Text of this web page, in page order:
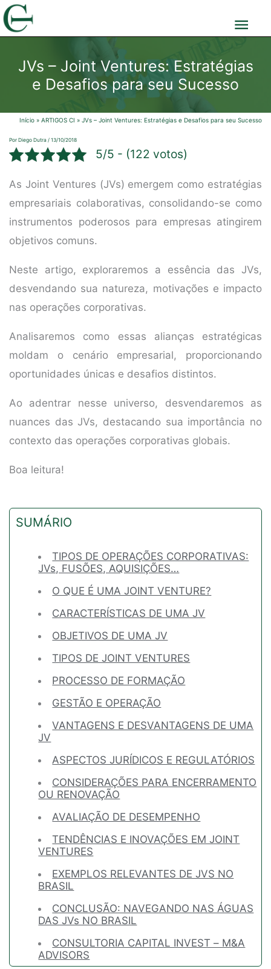
Ir
para
conteúdo
JVs – Joint Ventures: Estratégias
e Desafios para seu Sucesso
Início ARTIGOS CI JVs – Joint Ventures: Estratégias e Desafios para seu Sucesso
Por Diego Dutra / 13/10/2018
5/5 - (122 votos)
As Joint Ventures (JVs) emergem como estratégias
empresariais colaborativas, consolidando-se como
instrumentos poderosos para empresas atingirem
objetivos comuns.
Neste artigo, exploraremos a essência das JVs,
desvendando sua natureza, motivações e impacto
nas operações corporativas.
Analisaremos como essas alianças estratégicas
moldam o cenário empresarial, proporcionando
oportunidades únicas e desafios distintos.
Ao adentrar nesse universo, desvendaremos as
nuances das JVs, destacando sua importância no
contexto das operações corporativas globais.
Boa leitura!
SUMÁRIO
TIPOS DE OPERAÇÕES CORPORATIVAS:
JVs, FUSÕES, AQUISIÇÕES…
O QUE É UMA JOINT VENTURE?
CARACTERÍSTICAS DE UMA JV
OBJETIVOS DE UMA JV
TIPOS DE JOINT VENTURES
PROCESSO DE FORMAÇÃO
GESTÃO E OPERAÇÃO
VANTAGENS E DESVANTAGENS DE UMA
JV
ASPECTOS JURÍDICOS E REGULATÓRIOS
CONSIDERAÇÕES PARA ENCERRAMENTO
OU RENOVAÇÃO
AVALIAÇÃO DE DESEMPENHO
TENDÊNCIAS E INOVAÇÕES EM JOINT
VENTURES
EXEMPLOS RELEVANTES DE JVS NO
BRASIL
CONCLUSÃO: NAVEGANDO NAS ÁGUAS
DAS JVs NO BRASIL
CONSULTORIA CAPITAL INVEST – M&A
ADVISORS